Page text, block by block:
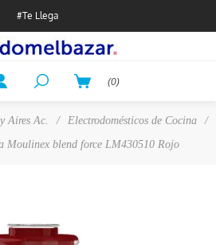
#Te Llega
(0)
Aires Ac. / Electrodomésticos de Cocina
/
Moulinex blend force LM430510 Rojo